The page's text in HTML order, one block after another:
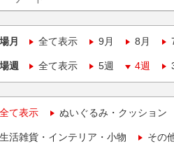
月 全て表示 9月 8月
週 全て表示 5週 4週
全て表示 ぬいぐるみ・クッション
生活雑貨・インテリア・小物 その